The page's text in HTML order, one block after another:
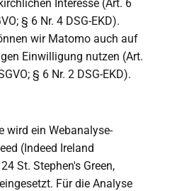
Interesse (Art. 6
§ 6 Nr. 4 DSG-EKD).
wir Matomo auch auf
Einwilligung nutzen (Art.
§ 6 Nr. 2 DSG-EKD).
wird ein Webanalyse-
(Indeed Ireland
St. Stephen's Green,
Für die Analyse